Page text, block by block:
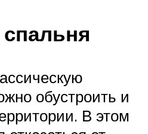
обустроить и
В этом